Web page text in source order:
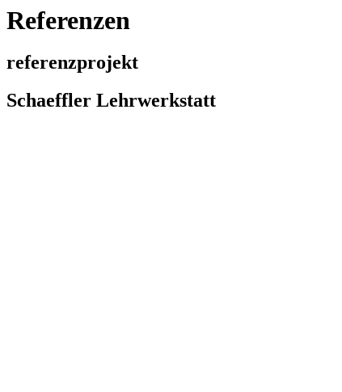
Referenzen
referenzprojekt
Schaeffler Lehrwerkstatt